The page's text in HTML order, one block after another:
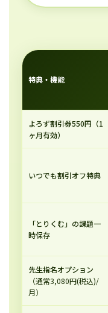
特典・機能
よろず割引券550円（1
ヶ月有効）
いつでも割引オフ特典
「とりくむ」の課題一
時保存
先生指名オプション
（通常3,080円(税込)/
月）